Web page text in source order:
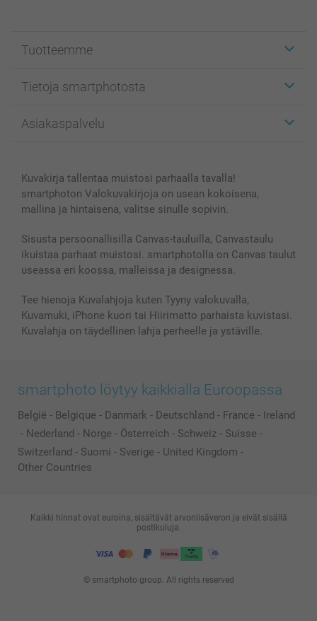
Tuotteemme
Kuvakortit
Kuvakirjat
Kännykkä & Tabletti
MyNameBook
Valokuvakehykset & Lisätarvikkeet
Lahjakortti
Kaikki kuvatuotteet
Tietoja smartphotosta
Affiliate ohjelma
Sivukartta
Ehdot/takuut
Asiakaspalvelu
smartbonus
Hinnat & maksutavat
Kuvakirja tallentaa muistosi parhaalla tavalla!
smartphoton Valokuvakirjoja on usean kokoisena,
mallina ja hintaisena, valitse sinulle sopivin.
Sisusta persoonallisilla Canvas-tauluilla, Canvastaulu
ikuistaa parhaat muistosi. smartphotolla on Canvas taulut
useassa eri koossa, malleissa ja designessa.
Tee hienoja Kuvalahjoja kuten Tyyny valokuvalla,
Kuvamuki, iPhone kuori tai Hiirimatto parhaista kuvistasi.
Kuvalahja on täydellinen lahja perheelle ja ystäville.
smartphoto löytyy kaikkialla Euroopassa
België - Belgique - Danmark - Deutschland - France - Ireland
- Nederland - Norge - Österreich - Schweiz - Suisse -
Switzerland - Suomi - Sverige - United Kingdom -
Other Countries
© smartphoto group. All rights reserved
Kaikki hinnat ovat euroina, sisältävät arvonlisäveron ja eivät sisällä
postikuluja.